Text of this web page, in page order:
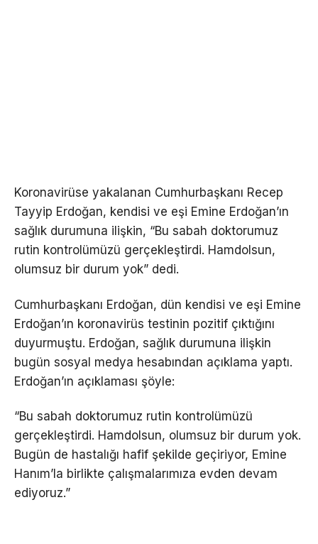
Koronavirüse yakalanan Cumhurbaşkanı Recep
Tayyip Erdoğan, kendisi ve eşi Emine Erdoğan’ın
sağlık durumuna ilişkin, “Bu sabah doktorumuz
rutin kontrolümüzü gerçekleştirdi. Hamdolsun,
olumsuz bir durum yok” dedi.
Cumhurbaşkanı Erdoğan, dün kendisi ve eşi Emine
Erdoğan’ın koronavirüs testinin pozitif çıktığını
duyurmuştu. Erdoğan, sağlık durumuna ilişkin
bugün sosyal medya hesabından açıklama yaptı.
Erdoğan’ın açıklaması şöyle:
“Bu sabah doktorumuz rutin kontrolümüzü
gerçekleştirdi. Hamdolsun, olumsuz bir durum yok.
Bugün de hastalığı hafif şekilde geçiriyor, Emine
Hanım’la birlikte çalışmalarımıza evden devam
ediyoruz.”